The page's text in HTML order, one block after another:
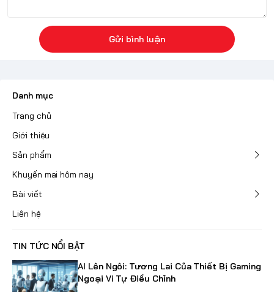
Gửi bình luận
Danh mục
Trang chủ
Giới thiệu
Sản phẩm
Khuyến mại hôm nay
Bài viết
Liên hệ
TIN TỨC NỔI BẬT
AI Lên Ngôi: Tương Lai Của Thiết Bị Gaming
Ngoại Vi Tự Điều Chỉnh